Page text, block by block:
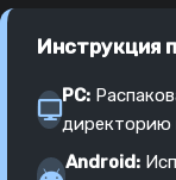
Инструкция
PC:
директорию
Android: